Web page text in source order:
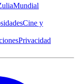
Mundial
Cine y
Privacidad